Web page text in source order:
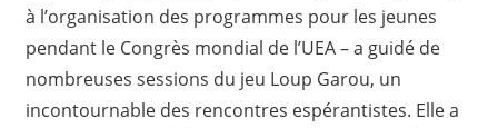
à l’organisation des programmes pour les jeunes
pendant le Congrès mondial de l’UEA – a guidé de
nombreuses sessions du jeu Loup Garou, un
incontournable des rencontres espérantistes. Elle a